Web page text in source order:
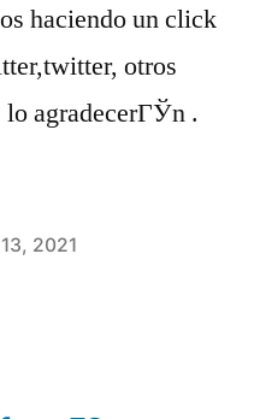
haciendo un click
otros
lo agradecerГЎn .
2021